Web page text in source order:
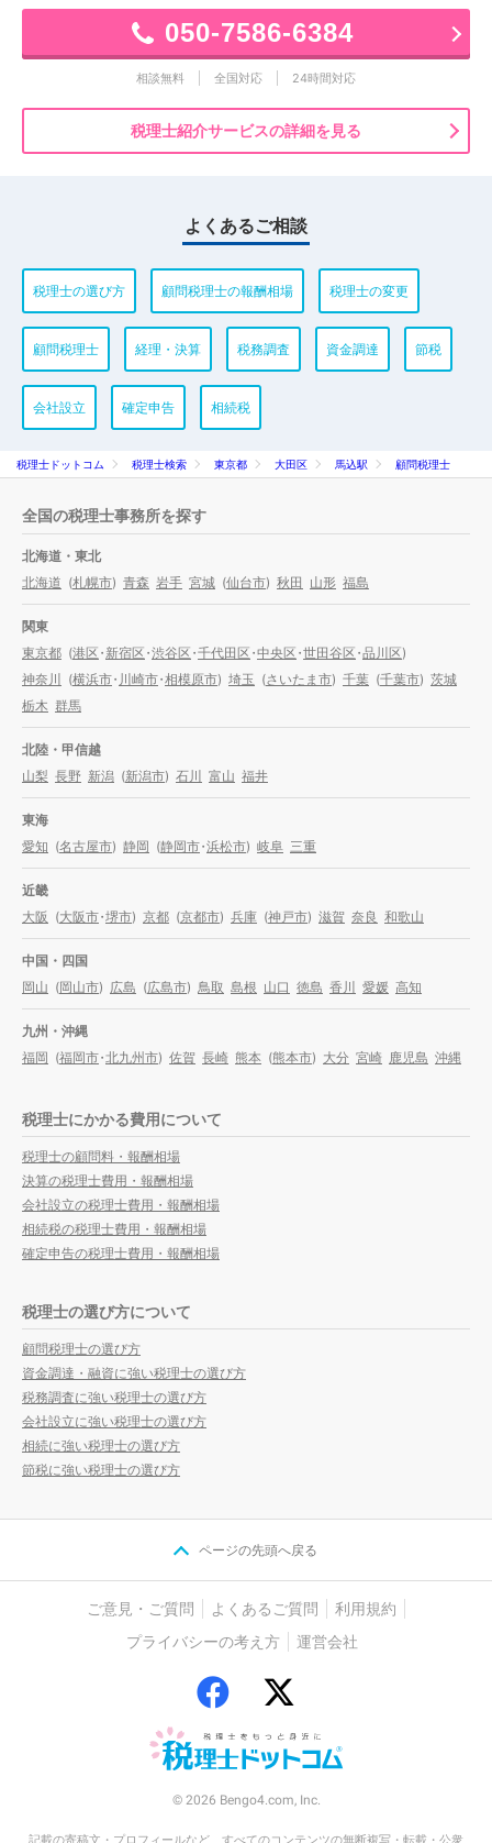
050-7586-6384
相談無料 全国対応 24時間対応
税理士紹介サービスの詳細を見る
よくあるご相談
税理士の選び方 顧問税理士の報酬相場 税理士の変更
顧問税理士 経理・決算 税務調査 資金調達 節税
会社設立 確定申告 相続税
税理士ドットコム 税理士検索 東京都 大田区 馬込駅 顧問税理士
全国の税理士事務所を探す
北海道・東北
北海道 (札幌市) 青森 岩手 宮城 (仙台市) 秋田 山形 福島
関東
東京都 (港区・新宿区・渋谷区・千代田区・中央区・世田谷区・品川区)
神奈川
(横浜市・川崎市・相模原市) 埼玉 (さいたま市) 千葉 (千葉市) 茨城
栃木 群馬
北陸・甲信越
山梨 長野 新潟 (新潟市) 石川 富山 福井
東海
愛知 (名古屋市) 静岡 (静岡市・浜松市) 岐阜 三重
近畿
大阪 (大阪市・堺市) 京都 (京都市) 兵庫 (神戸市) 滋賀 奈良 和歌山
中国・四国
岡山 (岡山市) 広島 (広島市) 鳥取 島根 山口 徳島 香川 愛媛 高知
九州・沖縄
福岡 (福岡市・北九州市) 佐賀 長崎 熊本 (熊本市) 大分 宮崎 鹿児島 沖縄
税理士にかかる費用について
税理士の顧問料・報酬相場
決算の税理士費用・報酬相場
会社設立の税理士費用・報酬相場
相続税の税理士費用・報酬相場
確定申告の税理士費用・報酬相場
税理士の選び方について
顧問税理士の選び方
資金調達・融資に強い税理士の選び方
税務調査に強い税理士の選び方
会社設立に強い税理士の選び方
相続に強い税理士の選び方
節税に強い税理士の選び方
ページの先頭へ戻る
ご意見・ご質問 よくあるご質問
利用規約
プライバシーの考え方
運営会社
© 2026 Bengo4.com, Inc.
記載の寄稿文・プロフィールなど、すべてのコンテンツの無断複写・転載・公衆